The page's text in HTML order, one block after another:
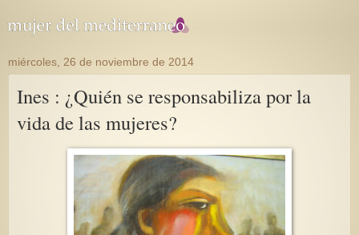
miércoles, 26 de noviembre de 2014
Ines : ¿Quién se responsabiliza por la
vida de las mujeres?